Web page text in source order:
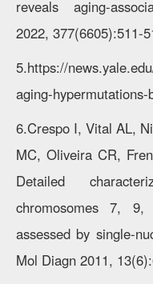
reveals aging-
2022, 377(6605):511-
5.https://
aging-hypermutations-
6.Crespo I, Vital AL,
MC, Oliveira CR,
Detailed
chromosomes 7,
assessed by single-
Mol Diagn 2011,